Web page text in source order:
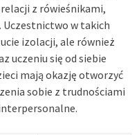
z rówieśnikami,
w takich
izolacji, ale również
uczeniu się od siebie
mają okazję otworzyć
sobie z trudnościami